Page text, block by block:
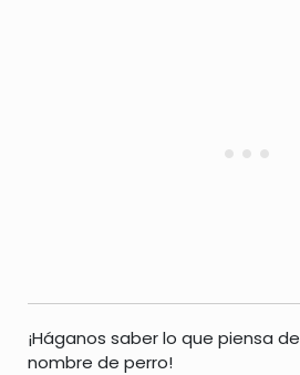
¡Háganos saber lo que piensa de
nombre de perro!